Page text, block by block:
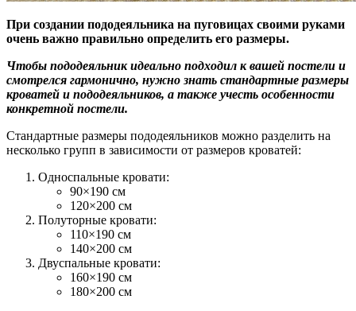
При создании пододеяльника на пуговицах своими руками
очень важно правильно определить его размеры.
Чтобы пододеяльник идеально подходил к вашей постели и
смотрелся гармонично, нужно знать стандартные размеры
кроватей и пододеяльников, а также учесть особенности
конкретной постели.
Стандартные размеры пододеяльников можно разделить на
несколько групп в зависимости от размеров кроватей:
Односпальные кровати:
90×190 см
120×200 см
Полуторные кровати:
110×190 см
140×200 см
Двуспальные кровати:
160×190 см
180×200 см